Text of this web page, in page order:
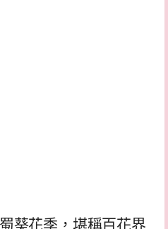
葵花季，堪稱百花界